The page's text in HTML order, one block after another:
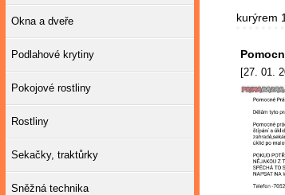
kurýrem
[27. 01.
Okna a dveře
Podlahové krytiny
Pokojové rostliny
Rostliny
Sekačky, traktůrky
Sněžná technika